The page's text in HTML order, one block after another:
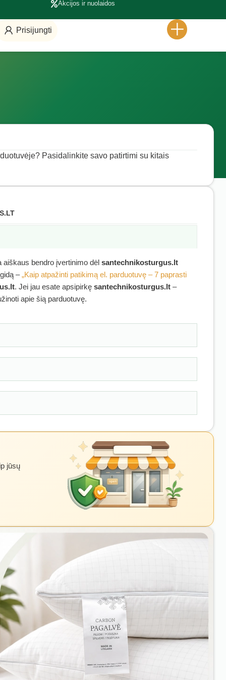
Akcijos ir nuolaidos
Prisijungti
Pasidalinkite savo patirtimi su kitais
aiškaus bendro įvertinimo dėl santechnikosturgus.lt
–„Kaip atpažinti patikimą el. parduotuvę – 7 paprasti
. Jei jau esate apsipirkę santechnikosturgus.lt –
apie šią parduotuvę.
jūsų